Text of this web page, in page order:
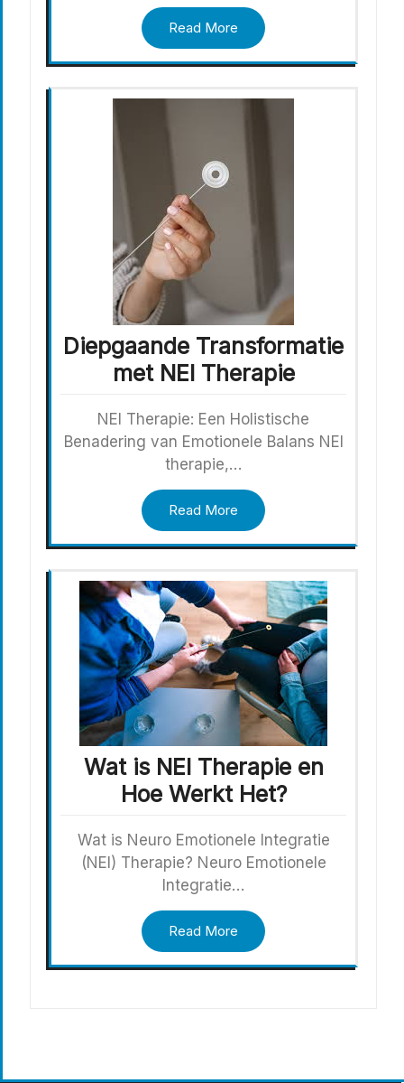
Read More
Diepgaande Transformatie
met NEI Therapie
NEI Therapie: Een Holistische
Benadering van Emotionele Balans NEI
therapie,…
Read More
Wat is NEI Therapie en
Hoe Werkt Het?
Wat is Neuro Emotionele Integratie
(NEI) Therapie? Neuro Emotionele
Integratie…
Read More